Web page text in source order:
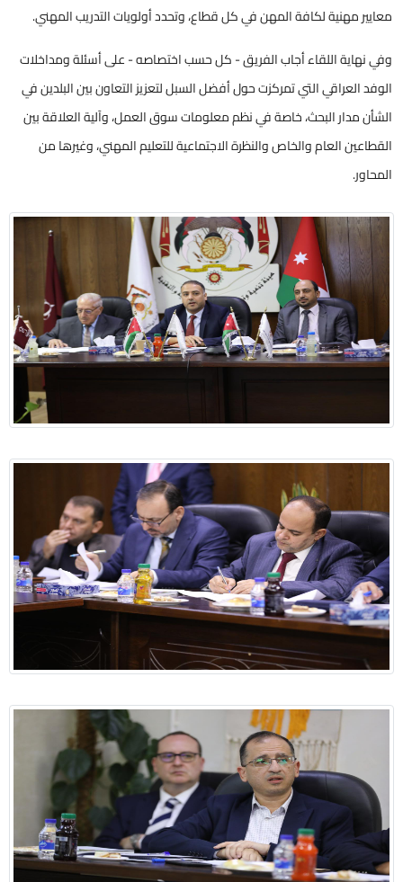
معايير مهنية لكافة المهن في كل قطاع، وتحدد أولويات التدريب المهني.
وفي نهاية اللقاء أجاب الفريق - كل حسب اختصاصه - على أسئلة ومداخلات
الوفد العراقي التي تمركزت حول أفضل السبل لتعزيز التعاون بين البلدين في
الشأن مدار البحث، خاصة في نظم معلومات سوق العمل، وآلية العلاقة بين
القطاعين العام والخاص والنظرة الاجتماعية للتعليم المهني، وغيرها من
المحاور.